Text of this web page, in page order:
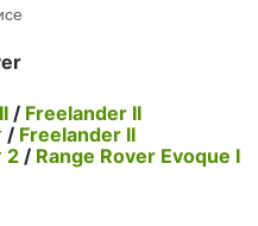
/ Freelander II
/ Freelander II
2/ Range Rover Evoque I